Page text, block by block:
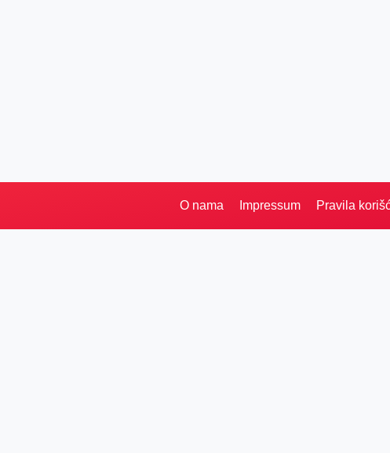
O nama Impressum Pravila